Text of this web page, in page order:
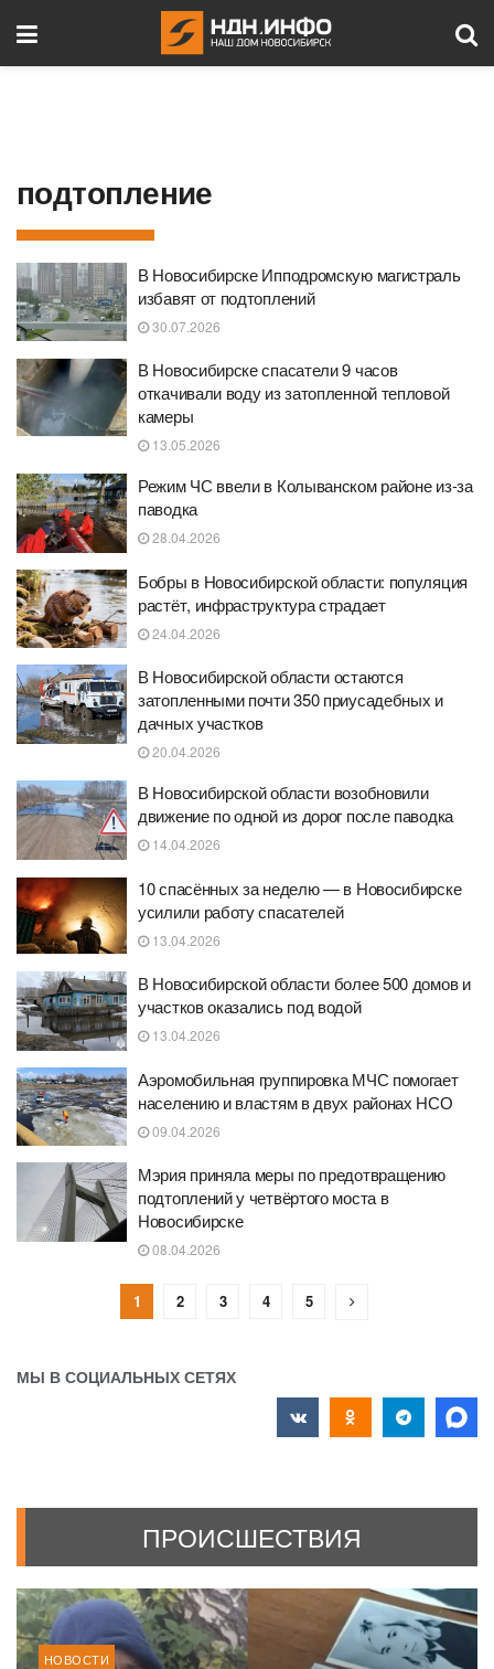
подтопление
В Новосибирске Ипподромскую магистраль
избавят от подтоплений
30.07.2026
В Новосибирске спасатели 9 часов
откачивали воду из затопленной тепловой
камеры
13.05.2026
Режим ЧС ввели в Колыванском районе из-за
паводка
28.04.2026
Бобры в Новосибирской области: популяция
растёт, инфраструктура страдает
24.04.2026
В Новосибирской области остаются
затопленными почти 350 приусадебных и
дачных участков
20.04.2026
В Новосибирской области возобновили
движение по одной из дорог после паводка
14.04.2026
10 спасённых за неделю — в Новосибирске
усилили работу спасателей
13.04.2026
В Новосибирской области более 500 домов и
участков оказались под водой
13.04.2026
Аэромобильная группировка МЧС помогает
населению и властям в двух районах НСО
09.04.2026
Мэрия приняла меры по предотвращению
подтоплений у четвёртого моста в
Новосибирске
08.04.2026
1 2 3 4 5
МЫ В СОЦИАЛЬНЫХ СЕТЯХ
ПРОИСШЕСТВИЯ
НОВОСТИ